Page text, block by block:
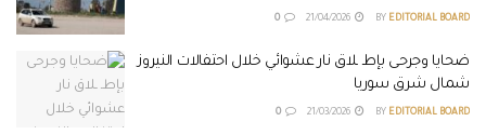
BY EDITORIAL BOARD
ضحايا وجرحى بإطـ ـلاق نار عشوائي خلال احتفالات النيروز
شمال شرق سوريا
BY EDITORIAL BOARD